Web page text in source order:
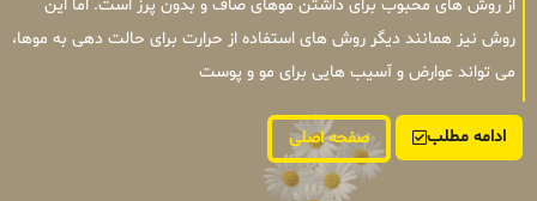
از روش های محبوب برای داشتن موهای صاف و بدون پرز است. اما این
روش نیز همانند دیگر روش های استفاده از حرارت برای حالت دهی به موها،
می تواند عوارض و آسیب هایی برای مو و پوست
ادامه مطلب صفحه اصلی